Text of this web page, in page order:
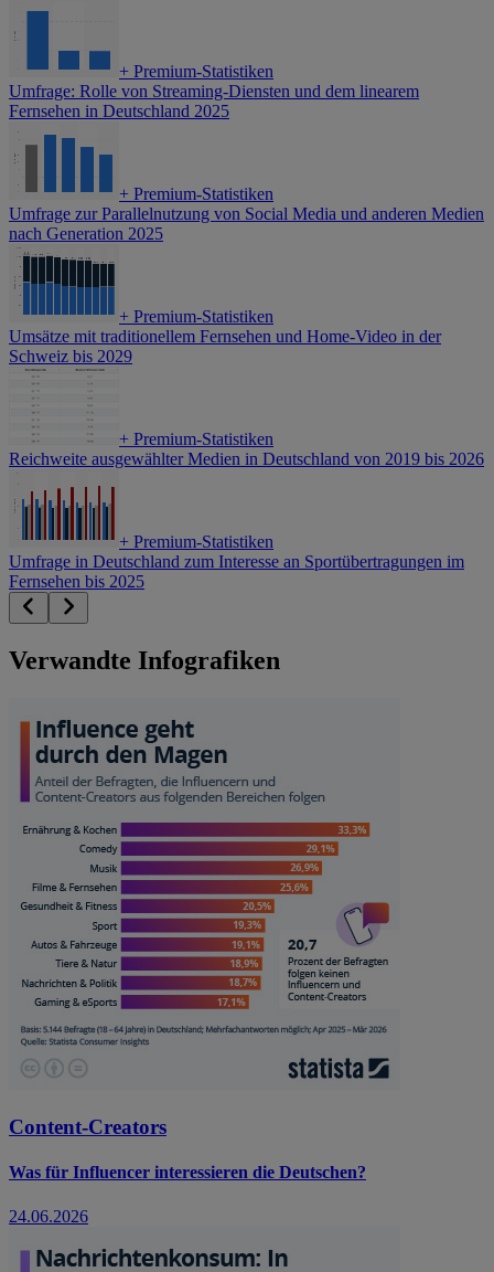
+ Premium-Statistiken
Umfrage: Rolle von Streaming-Diensten und dem linearem
Fernsehen in Deutschland 2025
+ Premium-Statistiken
Umfrage zur Parallelnutzung von Social Media und anderen Medien
nach Generation 2025
+ Premium-Statistiken
Umsätze mit traditionellem Fernsehen und Home-Video in der
Schweiz bis 2029
+ Premium-Statistiken
Reichweite ausgewählter Medien in Deutschland von 2019 bis 2026
+ Premium-Statistiken
Umfrage in Deutschland zum Interesse an Sportübertragungen im
Fernsehen bis 2025
Verwandte Infografiken
Content-Creators
Was für Influencer interessieren die Deutschen?
24.06.2026